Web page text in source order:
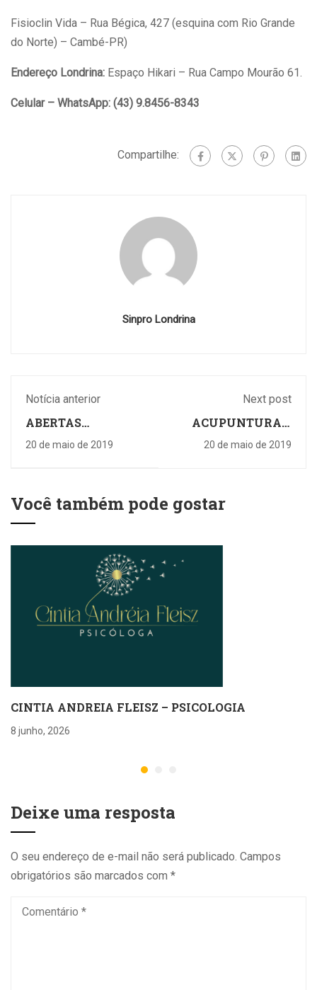
Fisioclin Vida – Rua Bégica, 427 (esquina com Rio Grande
do Norte) – Cambé-PR)
Endereço Londrina: Espaço Hikari – Rua Campo Mourão 61.
Celular – WhatsApp: (43) 9.8456-8343
Compartilhe:
Sinpro Londrina
Notícia anterior
ABERTAS
OFICINAS DE
20 de maio de 2019
Next post
ACUPUNTURA E
- BRUNO HERING
20 de maio de 2019
Você também pode gostar
CINTIA ANDREIA FLEISZ – PSICOLOGIA
8 junho, 2026
Deixe uma resposta
O seu endereço de e-mail não será publicado. Campos
obrigatórios são marcados com *